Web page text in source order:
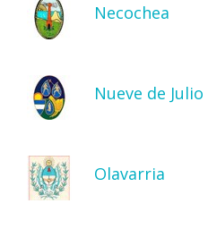
Necochea
Nueve de Julio
Olavarria